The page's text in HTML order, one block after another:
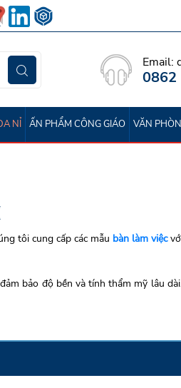
Email:
0862
NỈ ẤN PHẨM CÔNG GIÁO VĂN
tôi cung cấp các mẫu bàn làm việc
bảo độ bền và tính thẩm mỹ lâu